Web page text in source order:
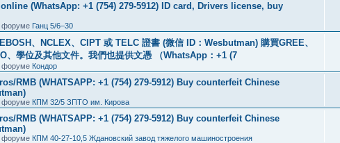
(WhatsApp: +1 (754) 279-5912) ID card, Drivers license, buy
форуме Ганц 5/6–30
、NCLEX、CIPT 或 TELC 證書 (微信 ID：Wesbutman) 購買GREE、
、學位及其他文件。我們也提供文憑 （WhatsApp：+1 (7
форуме Кондор
RMB (WHATSAPP: +1 (754) 279-5912) Buy counterfeit Chinese
форуме КПМ 32/5 ЗПТО им. Кирова
RMB (WHATSAPP: +1 (754) 279-5912) Buy counterfeit Chinese
форуме КПМ 40-27-10,5 Ждановский завод тяжелого машиностроения